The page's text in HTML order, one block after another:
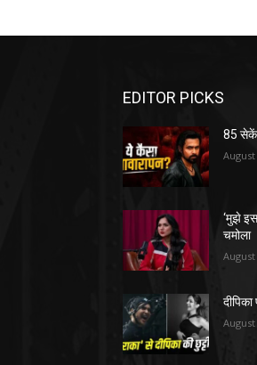
EDITOR PICKS
85
August
‘मुझे
चमोला
August
August